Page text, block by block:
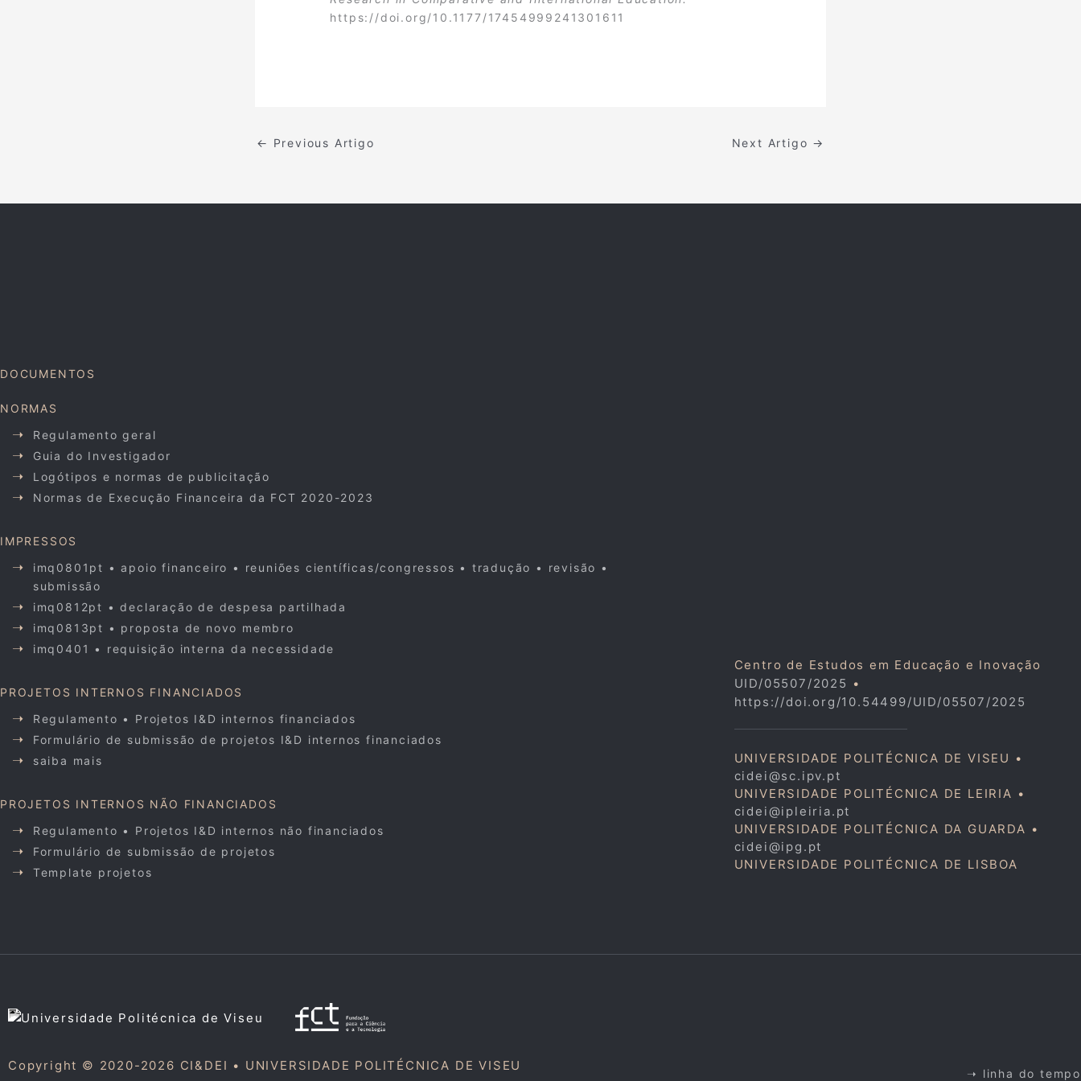
https://doi.org/10.1177/17454999241301611
← Previous Artigo Next Artigo →
DOCUMENTOS
NORMAS
Regulamento geral
Guia do Investigador
Logótipos e normas de publicitação
Normas de Execução Financeira da FCT 2020-2023
IMPRESSOS
imq0801pt • apoio financeiro • reuniões científicas/congressos • tradução • revisão •
submissão
imq0812pt • declaração de despesa partilhada
imq0813pt • proposta de novo membro
imq0401 • requisição interna da necessidade
PROJETOS INTERNOS FINANCIADOS
Regulamento • Projetos I&D internos financiados
Formulário de submissão de projetos I&D internos financiados
saiba mais
PROJETOS INTERNOS NÃO FINANCIADOS
Regulamento • Projetos I&D internos não financiados
Formulário de submissão de projetos
Template projetos
Centro de Estudos em Educação e Inovação
UID/05507/2025 •
https://doi.org/10.54499/UID/05507/2025
UNIVERSIDADE POLITÉCNICA DE VISEU •
cidei@sc.ipv.pt
UNIVERSIDADE POLITÉCNICA DE LEIRIA •
cidei@ipleiria.pt
UNIVERSIDADE POLITÉCNICA DA GUARDA •
cidei@ipg.pt
UNIVERSIDADE POLITÉCNICA DE LISBOA
Copyright © 2020-2026 CI&DEI • UNIVERSIDADE POLITÉCNICA DE VISEU
➝ linha do tempo